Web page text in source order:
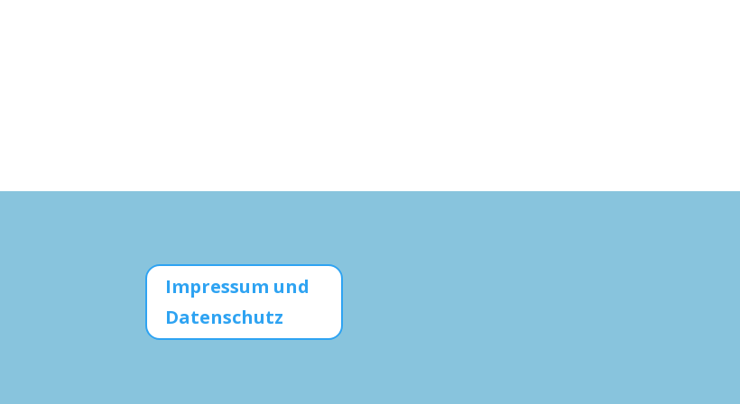
Impressum und
Datenschutz